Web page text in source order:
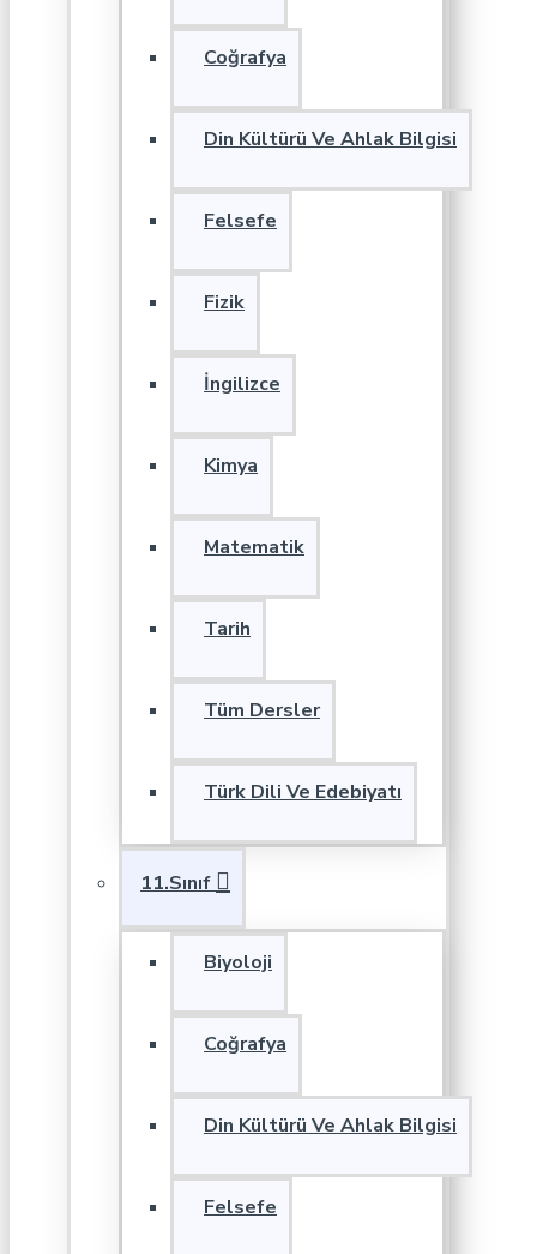
Coğrafya
Din Kültürü Ve Ahlak Bilgisi
Felsefe
Fizik
İngilizce
Kimya
Matematik
Tarih
Tüm Dersler
Türk Dili Ve Edebiyatı
11.Sınıf
Biyoloji
Coğrafya
Din Kültürü Ve Ahlak Bilgisi
Felsefe